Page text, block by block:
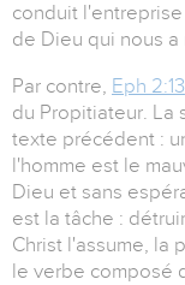
conduit
de Dieu qui nous a
Par contre, Eph 2:13
du Propitiateur. La
texte précédent :
l'homme est le
Dieu et sans
est la tâche :
Christ l'assume, la
le verbe composé